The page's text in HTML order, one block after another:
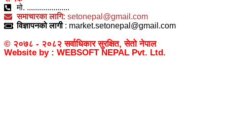
मो. .....................
समाचारका लागि: setonepal@gmail.com
विज्ञापनको लागी : market.setonepal@gmail.com
© २०७८ - २०८२ सर्वाधिकार सुरक्षित, सेतो नेपाल
Website by : WEBSOFT NEPAL Pvt. Ltd.